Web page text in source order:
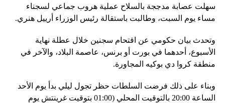
في السياق، أشار رئيس أركان القوات المسلّحة البيلاروسية
الجنرال فيكتور غوليفيتش إلى أنّه «في إطار هذا الحدث، تمّت
احتياطي»، لافتاً إلى أنّه «فور إنجاز عملية الانتشار هذه،
سنستعرض المسائل المتعلّقة بالاستعدادات لاستخدام الأسلحة
النووية غير الاستراتيجية».
وفي أوكرانيا، فكّكت أجهزة الأمن شبكة من العملاء التابعين
لجهاز الأمن الفدرالي الروسي «كانوا يعدّون لاغتيال الرئيس
سهلت عصابة مدججة بالسلاح عملية هروب جماعي لسجناء
مساء يوم السبت، وطالبت باستقالة رئيس الوزراء أرييل هنري.
وتحدث بيان حكومي عن اقتحام سجنين خلال عطلة نهاية
الأسبوع، أحدهما في بورت أو برنس، عاصمة البلاد، والآخر في
منطقة كروا دي بوكيه المجاورة.
وبناء على ذلك فرضت السلطات حظر تجول ليلي بدأ يوم الأحد
الساعة 20:00 بالتوقيت المحلي (01:00 بتوقيت غرينتش يوم